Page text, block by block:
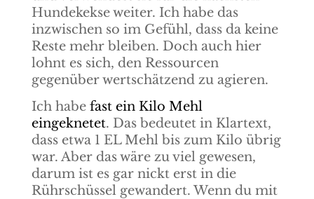
Hundekekse weiter. Ich habe das
inzwischen so im Gefühl, dass da keine
Reste mehr bleiben. Doch auch hier
lohnt es sich, den Ressourcen
gegenüber wertschätzend zu agieren.
Ich habe fast ein Kilo Mehl
eingeknetet. Das bedeutet in Klartext,
dass etwa 1 EL Mehl bis zum Kilo übrig
war. Aber das wäre zu viel gewesen,
darum ist es gar nickt erst in die
Rührschüssel gewandert. Wenn du mit